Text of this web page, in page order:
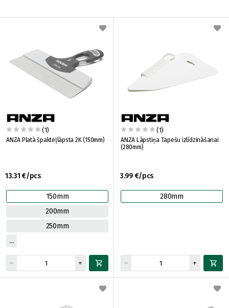
(1)
ANZA Platā špakteļlāpsta 2K (150mm)
13.31 €/pcs
150mm
200mm
250mm
(1)
ANZA Lāpstiņa Tapešu izlīdzināšanai
(280mm)
3.99 €/pcs
280mm